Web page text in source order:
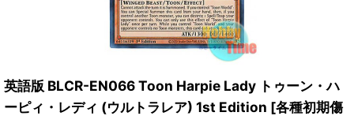
英語版 BLCR-EN066 Toon Harpie Lady トゥーン・ハ
ーピィ・レディ (ウルトラレア) 1st Edition [各種初期傷